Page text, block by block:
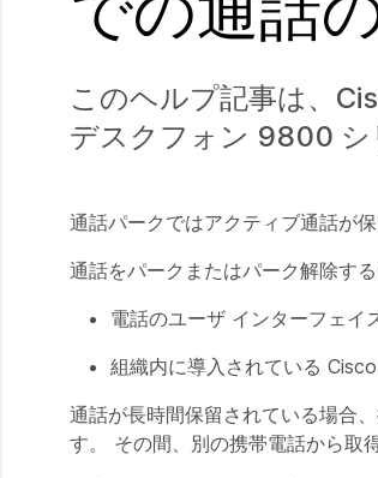
このヘルプ記事は、
デスクフォン 9800
通話パークではアクティブ通話が
通話をパークまたはパーク解除す
電話のユーザ インターフェイ
組織内に導入されている
通話が長時間保留されている場合
す。 その間、別の携帯電話から取